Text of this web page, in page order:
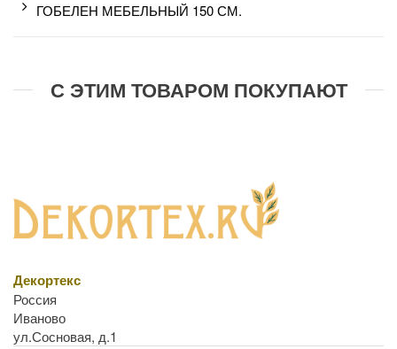
ГОБЕЛЕН МЕБЕЛЬНЫЙ 150 СМ.
С ЭТИМ ТОВАРОМ ПОКУПАЮТ
Декортекс
Россия
Иваново
ул.Сосновая, д.1